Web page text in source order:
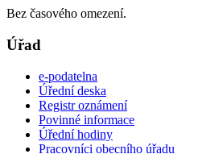
Bez časového omezení.
Úřad
e-podatelna
Úřední deska
Registr oznámení
Povinné informace
Úřední hodiny
Pracovníci obecního úřadu